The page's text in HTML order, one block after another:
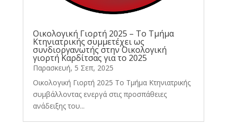
Οικολογική Γιορτή 2025 – Το Τμήμα
Κτηνιατρικής συμμετέχει ως
συνδιοργανωτής στην Οικολογική
γιορτή Καρδίτσας για το 2025
Παρασκευή, 5 Σεπ, 2025
Οικολογική Γιορτή 2025 Το Τμήμα Κτηνιατρικής
συμβάλλοντας ενεργά στις προσπάθειες
ανάδειξης του...